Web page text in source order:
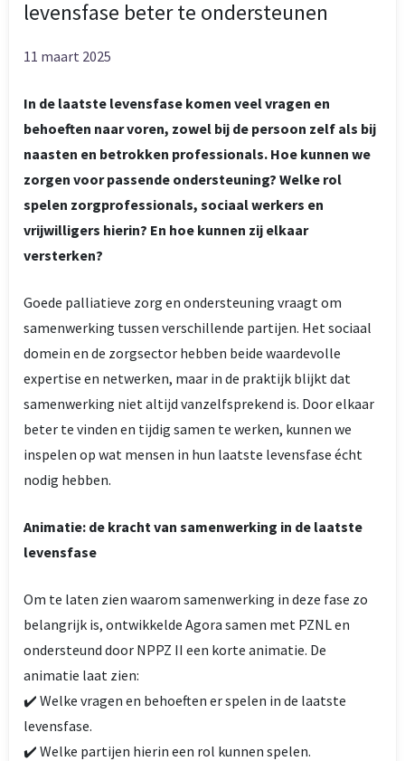
levensfase beter te ondersteunen
11 maart 2025
In de laatste levensfase komen veel vragen en
behoeften naar voren, zowel bij de persoon zelf als bij
naasten en betrokken professionals. Hoe kunnen we
zorgen voor passende ondersteuning? Welke rol
spelen zorgprofessionals, sociaal werkers en
vrijwilligers hierin? En hoe kunnen zij elkaar
versterken?
Goede palliatieve zorg en ondersteuning vraagt om
samenwerking tussen verschillende partijen. Het sociaal
domein en de zorgsector hebben beide waardevolle
expertise en netwerken, maar in de praktijk blijkt dat
samenwerking niet altijd vanzelfsprekend is. Door elkaar
beter te vinden en tijdig samen te werken, kunnen we
inspelen op wat mensen in hun laatste levensfase écht
nodig hebben.
Animatie: de kracht van samenwerking in de laatste
levensfase
Om te laten zien waarom samenwerking in deze fase zo
belangrijk is, ontwikkelde Agora samen met PZNL en
ondersteund door NPPZ II een korte animatie. De
animatie laat zien:
✔️ Welke vragen en behoeften er spelen in de laatste
levensfase.
✔️ Welke partijen hierin een rol kunnen spelen.